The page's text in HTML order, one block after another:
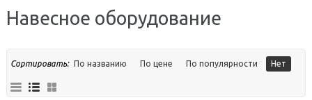
Навесное оборудование
Сортировать: По названию По цене По популярности Нет